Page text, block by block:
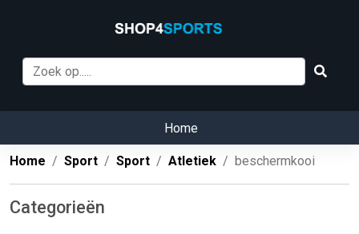
Home
Home Sport Sport Atletiek beschermkooi
Categorieën